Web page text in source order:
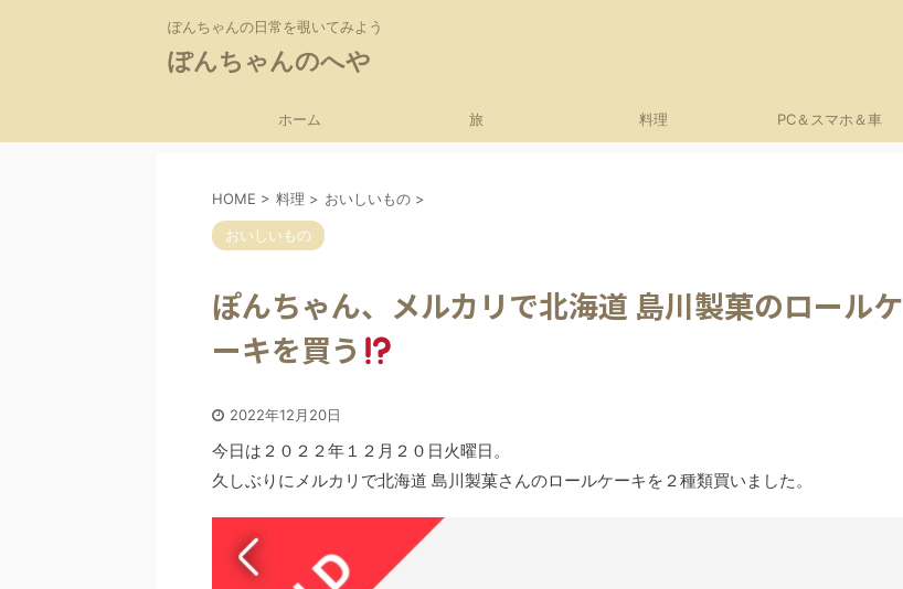
ぽんちゃんの日常を覗いてみよう
ぽんちゃんのへや
ホーム 旅 料理 PC＆スマホ＆車
HOME > 料理 > おいしいもの >
おいしいもの
ぽんちゃん、メルカリで北海道 島川製菓のロールケ
ーキを買う
2022年12月20日
今日は２０２２年１２月２０日火曜日。
久しぶりにメルカリで北海道 島川製菓さんのロールケーキを２種類買いました。